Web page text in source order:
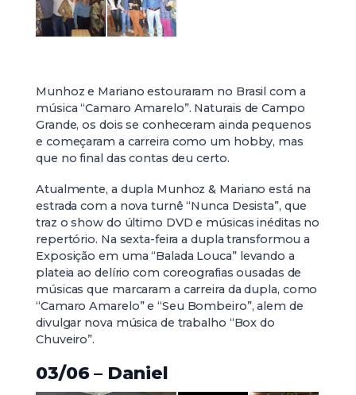
Munhoz e Mariano estouraram no Brasil com a
música “Camaro Amarelo”. Naturais de Campo
Grande, os dois se conheceram ainda pequenos
e começaram a carreira como um hobby, mas
que no final das contas deu certo.
Atualmente, a dupla Munhoz & Mariano está na
estrada com a nova turnê “Nunca Desista”, que
traz o show do último DVD e músicas inéditas no
repertório. Na sexta-feira a dupla transformou a
Exposição em uma “Balada Louca” levando a
plateia ao delírio com coreografias ousadas de
músicas que marcaram a carreira da dupla, como
“Camaro Amarelo” e “Seu Bombeiro”, alem de
divulgar nova música de trabalho “Box do
Chuveiro”.
03/06 – Daniel